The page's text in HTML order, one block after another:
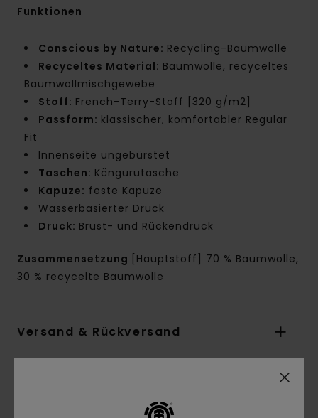
Funktionen
Conscious by Nature: Recycling-Baumwolle
Recyceltes Material: Baumwolle, recyceltes
Baumwollmischgewebe
Stoff: French-Terry-Stoff [320 g/m2]
Passform: klassischer, komfortabler Regular
Fit
Innenseite ungebürstet
Taschen: Kängurutasche
Kapuze: feste Kapuze
Wasserbasierter Druck
Druck: Brust- und Rückendruck
Zusammensetzung
[Hauptstoff] 70 % Baumwolle,
30 % recycelte Baumwolle
Versand & Rückversand